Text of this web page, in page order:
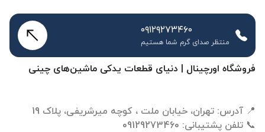
فروشگاه اورچینال | دنیای قطعات یدکی ماشین‌های چینی
۰۹۱۲۹۲۷۳۴۶۰
منتظر صدای گرم شما هستیم